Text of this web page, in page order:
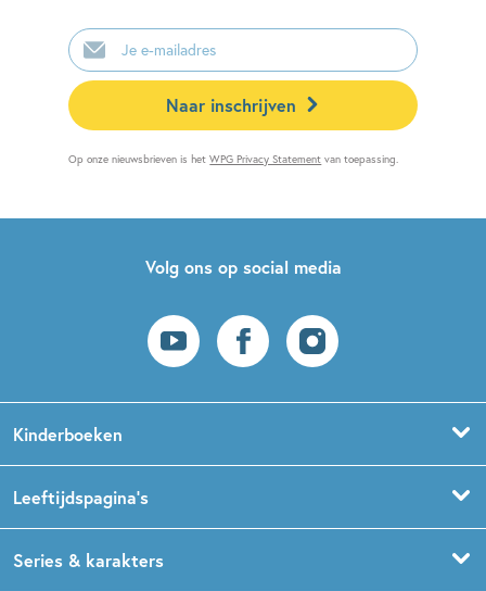
E-
mailadres
Naar inschrijven
Op onze nieuwsbrieven is hetWPG Privacy Statement van toepassing.
Volg ons op social media
Kinderboeken
Prentenboeken
Leeftijdspagina’s
Series & karakters